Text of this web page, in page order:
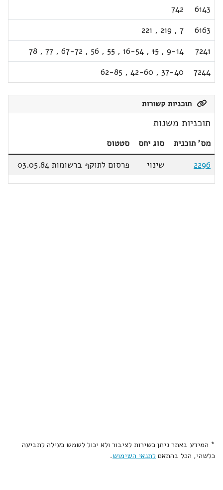
6143
742
6163
7
,
219
,
221
7241
9-14
,
15
,
16-54
,
55
,
56
,
67-72
,
77
,
78
7244
37-40
,
42-60
,
62-85
תוכניות קשורות
תוכניות משנות
מס' תוכנית סוג יחס
סטטוס
2296
שינוי פרסום לתוקף ברשומות 03.05.84
* המידע באתר ניתן כשירות לציבור ולא יכול לשמש כעילה לתביעה
כלשהי, הכל בהתאם לתנאי השימוש.